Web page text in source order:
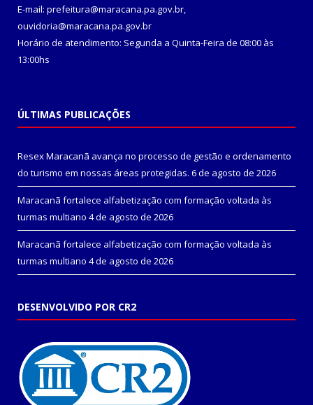
E-mail: prefeitura@maracana.pa.gov.br,
ouvidoria@maracana.pa.gov.br
Horário de atendimento: Segunda a Quinta-Feira de 08:00 às
13:00hs
ÚLTIMAS PUBLICAÇÕES
Resex Maracanã avança no processo de gestão e ordenamento
do turismo em nossas áreas protegidas. 6 de agosto de 2026
Maracanã fortalece alfabetização com formação voltada às
turmas multiano 4 de agosto de 2026
Maracanã fortalece alfabetização com formação voltada às
turmas multiano 4 de agosto de 2026
DESENVOLVIDO POR CR2